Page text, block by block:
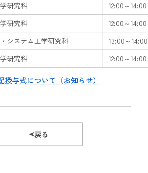
研究科
12:00～14:00
研究科
12:00～14:00
システム工学研究科
13:00～14:00
研究科
12:00～14:00
授与式について（お知らせ）
戻る